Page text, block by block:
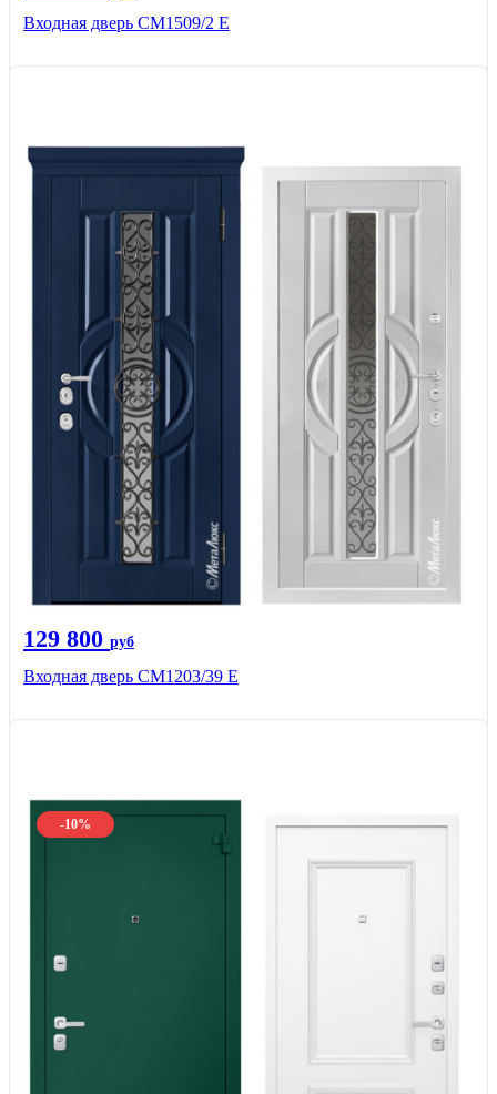
Входная дверь CМ1509/2 Е
129 800 руб
Входная дверь СМ1203/39 E
-10%